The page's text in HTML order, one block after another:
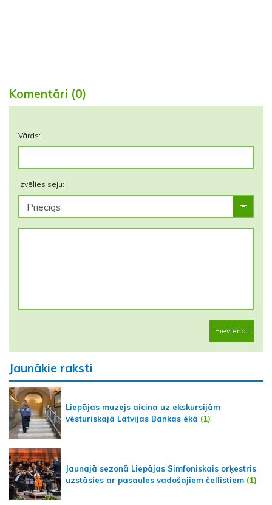
Komentāri (0)
Vārds:
Izvēlies seju:
Pievienot
Jaunākie raksti
Liepājas muzejs aicina uz ekskursijām
vēsturiskajā Latvijas Bankas ēkā (1)
Jaunajā sezonā Liepājas Simfoniskais orķestris
uzstāsies ar pasaules vadošajiem čellistiem (1)